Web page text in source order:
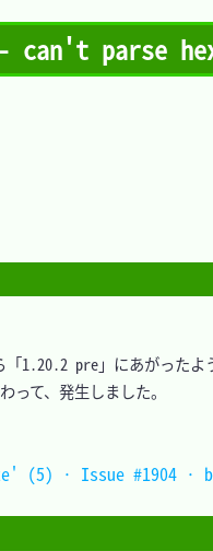
- can't parse
1.20.2 pre」にあがったよ
て、発生しました。
· Issue #1904 ·